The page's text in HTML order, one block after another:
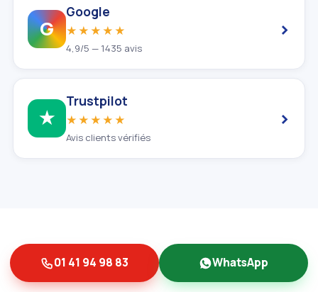
G
Google
★★★★★
4,9/5 — 1435 avis
›
★
Trustpilot
★★★★★
Avis clients vérifiés
›
NOTRE ENTREPRISE
01 41 94 98 83 WhatsApp